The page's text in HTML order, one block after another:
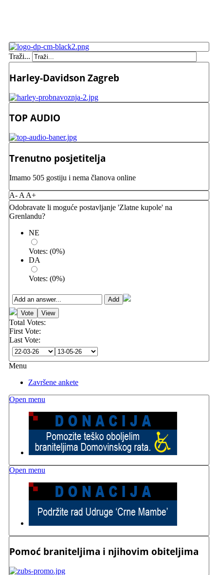
Traži...
Harley-Davidson Zagreb
TOP AUDIO
Trenutno posjetitelja
Imamo 505 gostiju i nema članova online
A- A A+
Odobravate li moguće postavljanje 'Zlatne kupole' na
Grenlandu?
NE
Votes: (0%)
DA
Votes: (0%)
Total Votes:
First Vote:
Last Vote:
Menu
Završene ankete
Open menu
Open menu
Pomoć braniteljima i njihovim obiteljima